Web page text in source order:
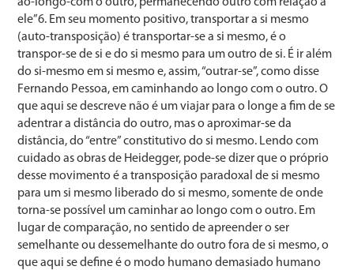
ele”6. Em seu momento positivo, transportar a si mesmo
(auto-transposição) é transportar-se a si mesmo, é o
transpor-se de si e do si mesmo para um outro de si. É ir além
do si-mesmo em si mesmo e, assim, “outrar-se”, como disse
Fernando Pessoa, em caminhando ao longo com o outro. O
que aqui se descreve não é um viajar para o longe a fim de se
adentrar a distância do outro, mas o aproximar-se da
distância, do “entre” constitutivo do si mesmo. Lendo com
cuidado as obras de Heidegger, pode-se dizer que o próprio
desse movimento é a transposição paradoxal de si mesmo
para um si mesmo liberado do si mesmo, somente de onde
torna-se possível um caminhar ao longo com o outro. Em
lugar de comparação, no sentido de apreender o ser
semelhante ou dessemelhante do outro fora de si mesmo, o
que aqui se define é o modo humano demasiado humano